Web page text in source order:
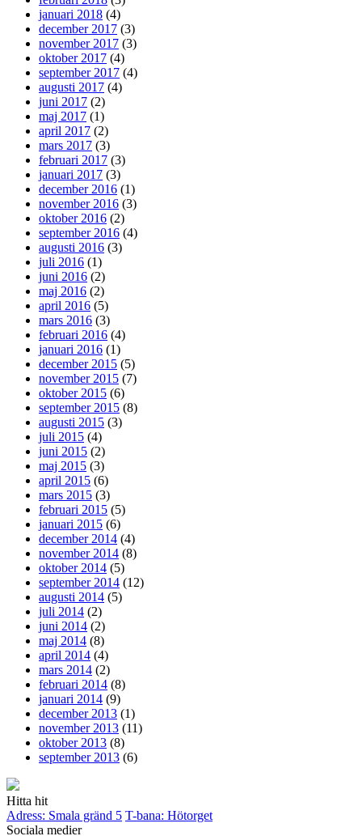
januari 2018 (4)
december 2017 (3)
november 2017 (3)
oktober 2017 (4)
september 2017 (4)
augusti 2017 (4)
juni 2017 (2)
maj 2017 (1)
april 2017 (2)
mars 2017 (3)
februari 2017 (3)
januari 2017 (3)
december 2016 (1)
november 2016 (3)
oktober 2016 (2)
september 2016 (4)
augusti 2016 (3)
juli 2016 (1)
juni 2016 (2)
maj 2016 (2)
april 2016 (5)
mars 2016 (3)
februari 2016 (4)
januari 2016 (1)
december 2015 (5)
november 2015 (7)
oktober 2015 (6)
september 2015 (8)
augusti 2015 (3)
juli 2015 (4)
juni 2015 (2)
maj 2015 (3)
april 2015 (6)
mars 2015 (3)
februari 2015 (5)
januari 2015 (6)
december 2014 (4)
november 2014 (8)
oktober 2014 (5)
september 2014 (12)
augusti 2014 (5)
juli 2014 (2)
juni 2014 (2)
maj 2014 (8)
april 2014 (4)
mars 2014 (2)
februari 2014 (8)
januari 2014 (9)
december 2013 (1)
november 2013 (11)
oktober 2013 (8)
september 2013 (6)
Hitta hit
Adress: Smala gränd 5 T-bana: Hötorget
Sociala medier